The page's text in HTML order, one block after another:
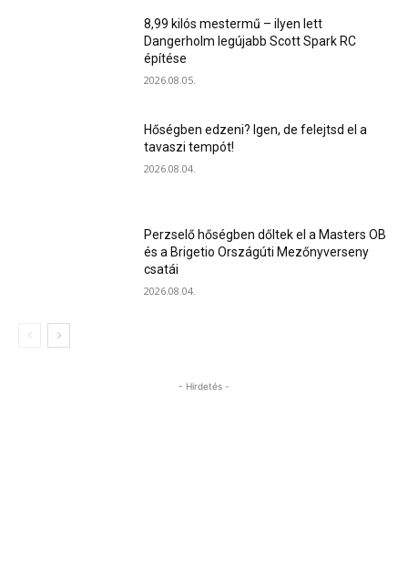
8,99 kilós mestermű – ilyen lett
Dangerholm legújabb Scott Spark RC
építése
2026.08.05.
Hőségben edzeni? Igen, de felejtsd el a
tavaszi tempót!
2026.08.04.
Perzselő hőségben dőltek el a Masters OB
és a Brigetio Országúti Mezőnyverseny
csatái
2026.08.04.
- Hirdetés -